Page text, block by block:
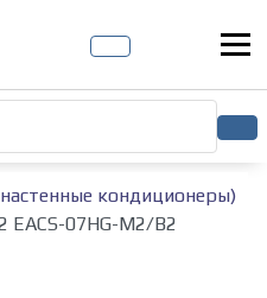
кондиционеры)
EACS-07HG-M2/B2